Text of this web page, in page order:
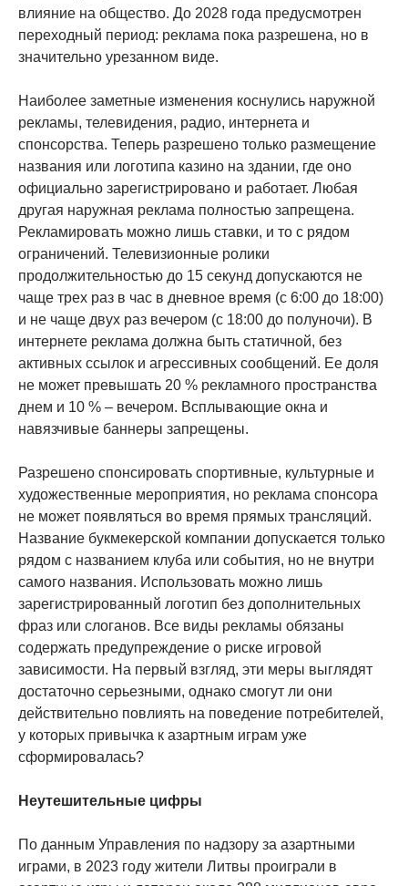
влияние на общество. До 2028 года предусмотрен
переходный период: реклама пока разрешена, но в
значительно урезанном виде.
Наиболее заметные изменения коснулись наружной
рекламы, телевидения, радио, интернета и
спонсорства. Теперь разрешено только размещение
названия или логотипа казино на здании, где оно
официально зарегистрировано и работает. Любая
другая наружная реклама полностью запрещена.
Рекламировать можно лишь ставки, и то с рядом
ограничений. Телевизионные ролики
продолжительностью до 15 секунд допускаются не
чаще трех раз в час в дневное время (с 6:00 до 18:00)
и не чаще двух раз вечером (с 18:00 до полуночи). В
интернете реклама должна быть статичной, без
активных ссылок и агрессивных сообщений. Ее доля
не может превышать 20 % рекламного пространства
днем и 10 % – вечером. Всплывающие окна и
навязчивые баннеры запрещены.
Разрешено спонсировать спортивные, культурные и
художественные мероприятия, но реклама спонсора
не может появляться во время прямых трансляций.
Название букмекерской компании допускается только
рядом с названием клуба или события, но не внутри
самого названия. Использовать можно лишь
зарегистрированный логотип без дополнительных
фраз или слоганов. Все виды рекламы обязаны
содержать предупреждение о риске игровой
зависимости. На первый взгляд, эти меры выглядят
достаточно серьезными, однако смогут ли они
действительно повлиять на поведение потребителей,
у которых привычка к азартным играм уже
сформировалась?
Неутешительные цифры
По данным Управления по надзору за азартными
играми, в 2023 году жители Литвы проиграли в